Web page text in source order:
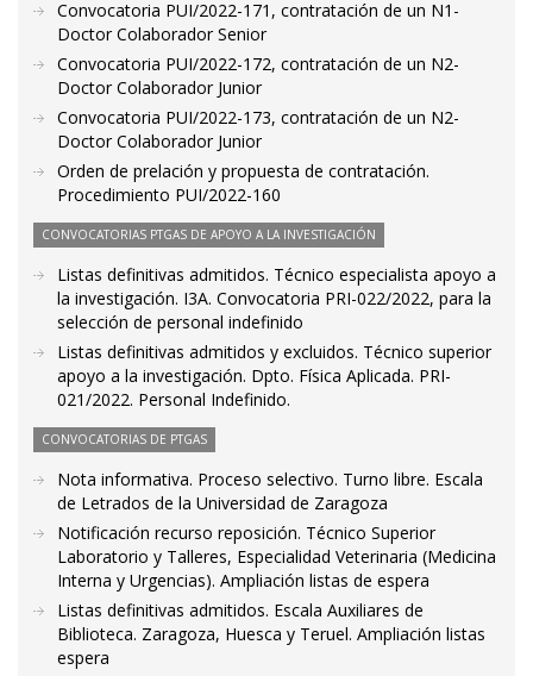
Convocatoria PUI/2022-171, contratación de un N1-
Doctor Colaborador Senior
Convocatoria PUI/2022-172, contratación de un N2-
Doctor Colaborador Junior
Convocatoria PUI/2022-173, contratación de un N2-
Doctor Colaborador Junior
Orden de prelación y propuesta de contratación.
Procedimiento PUI/2022-160
CONVOCATORIAS PTGAS DE APOYO A LA INVESTIGACIÓN
Listas definitivas admitidos. Técnico especialista apoyo a
la investigación. I3A. Convocatoria PRI-022/2022, para la
selección de personal indefinido
Listas definitivas admitidos y excluidos. Técnico superior
apoyo a la investigación. Dpto. Física Aplicada. PRI-
021/2022. Personal Indefinido.
CONVOCATORIAS DE PTGAS
Nota informativa. Proceso selectivo. Turno libre. Escala
de Letrados de la Universidad de Zaragoza
Notificación recurso reposición. Técnico Superior
Laboratorio y Talleres, Especialidad Veterinaria (Medicina
Interna y Urgencias). Ampliación listas de espera
Listas definitivas admitidos. Escala Auxiliares de
Biblioteca. Zaragoza, Huesca y Teruel. Ampliación listas
espera